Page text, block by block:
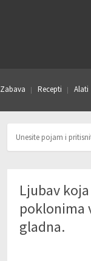
Zabava Recepti Alati
Ljubav
poklonima
gladna.